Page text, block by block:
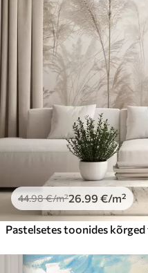
44.98€/m²26 .99 €/m²
Pastelsetes toonides